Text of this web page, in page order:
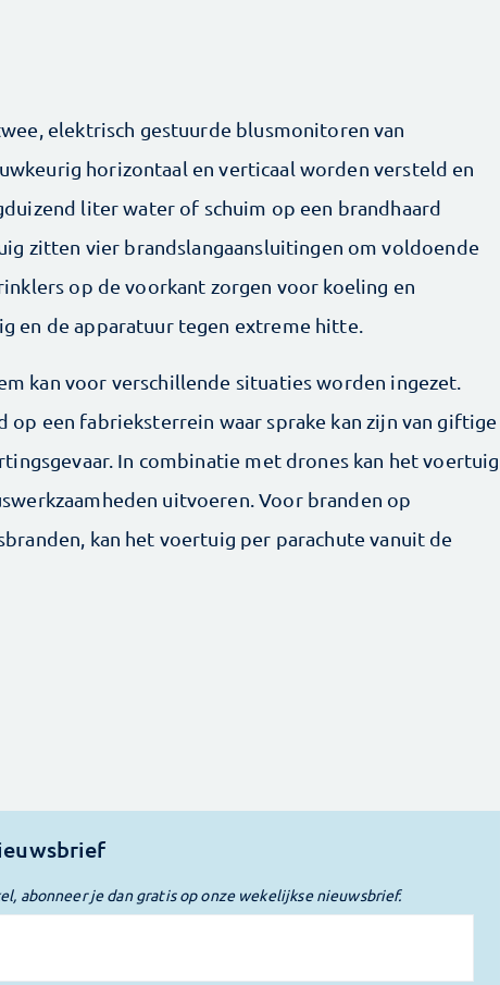
elektrisch gestuurde blusmonitoren van
horizontaal en verticaal worden versteld en
liter water of schuim op een brandhaard
zitten vier brandslangaansluitingen om voldoende
op de voorkant zorgen voor koeling en
en de apparatuur tegen extreme hitte.
kan voor verschillende situaties worden ingezet.
een fabrieksterrein waar sprake kan zijn van giftige
In combinatie met drones kan het voertuig
uitvoeren. Voor branden op
kan het voertuig per parachute vanuit de
abonneer je dan gratis op onze wekelijkse nieuwsbrief.